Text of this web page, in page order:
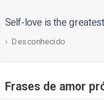
Self-love is the
Desconhecido
Frases de amor